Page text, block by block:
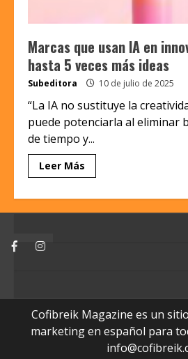
Marcas que usan IA en
hasta 5 veces más ideas
Subeditora 10 de julio de 2025
“La IA no sustituye la
puede potenciarla al eliminar
de tiempo y...
Leer Más
FacebookInstagram
Cofibreik Magazine es un
marketing en español para